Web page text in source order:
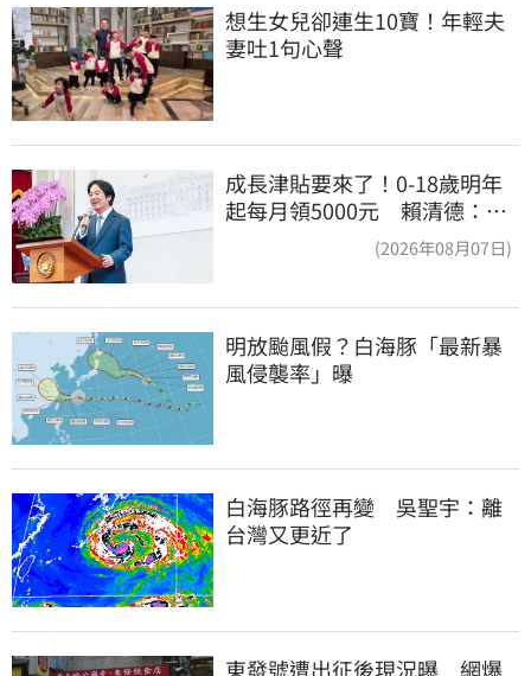
想生女兒卻連生10寶！年輕夫
妻吐1句心聲
成長津貼要來了！0-18歲明年
起每月領5000元 賴清德：此
(2026年08月07日)
明放颱風假？白海豚「最新暴
風侵襲率」曝
白海豚路徑再變　吳聖宇：離
台灣又更近了
東發號遭出征後現況曝　網爆